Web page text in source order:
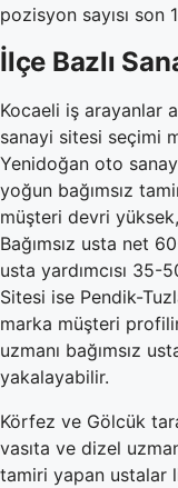
pozisyon sayısı son
İlçe Bazlı
Kocaeli iş arayanlar
sanayi sitesi seçimi
Yenidoğan oto
yoğun bağımsız
müşteri devri
Bağımsız usta net
usta yardımcısı 35-
Sitesi ise Pendik-
marka müşteri
uzmanı bağımsız
yakalayabilir.
Körfez ve Gölcük
vasıta ve dizel
tamiri yapan ustalar